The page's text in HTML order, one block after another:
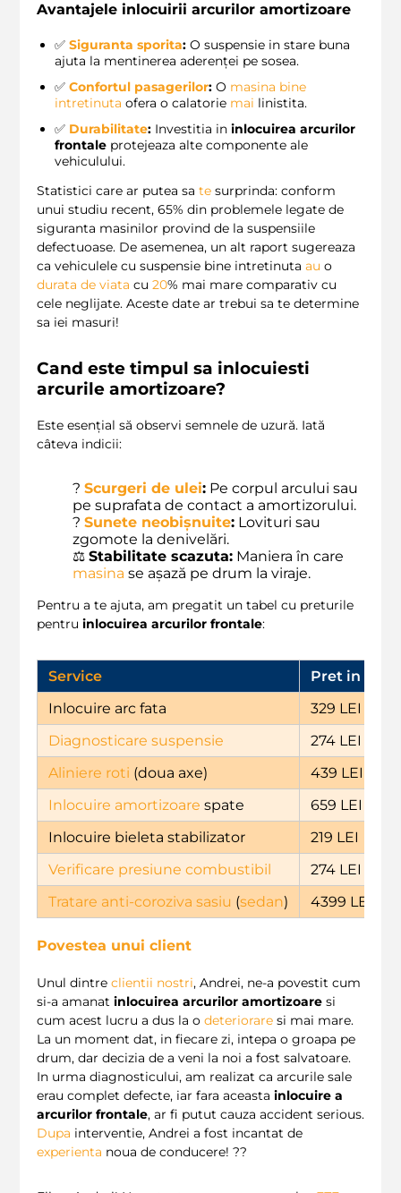
Avantajele inlocuirii arcurilor amortizoare
✅ Siguranta sporita: O suspensie in stare buna
ajuta la mentinerea aderenței pe sosea.
✅ Confortul pasagerilor: O masina bine
intretinuta ofera o calatorie mai linistita.
✅ Durabilitate: Investitia in inlocuirea arcurilor
frontale protejeaza alte componente ale
vehiculului.
Statistici care ar putea sa te surprinda: conform
unui studiu recent, 65% din problemele legate de
siguranta masinilor provind de la suspensiile
defectuoase. De asemenea, un alt raport sugereaza
ca vehiculele cu suspensie bine intretinuta au o
durata de viata cu 20% mai mare comparativ cu
cele neglijate. Aceste date ar trebui sa te determine
sa iei masuri!
Cand este timpul sa inlocuiesti
arcurile amortizoare?
Este esențial să observi semnele de uzură. Iată
câteva indicii:
? Scurgeri de ulei: Pe corpul arcului sau
pe suprafata de contact a amortizorului.
? Sunete neobișnuite: Lovituri sau
zgomote la denivelări.
⚖️ Stabilitate scazuta: Maniera în care
masina se așază pe drum la viraje.
Pentru a te ajuta, am pregatit un tabel cu preturile
pentru inlocuirea arcurilor frontale:
Service
Pret in LEI
Inlocuire arc fata
329 LEI
Diagnosticare suspensie
274 LEI
Aliniere roti (doua axe)
439 LEI
Inlocuire amortizoare spate
659 LEI
Inlocuire bieleta stabilizator
219 LEI
Verificare presiune combustibil
274 LEI
Tratare anti-coroziva sasiu (sedan) 4399 LEI
Povestea unui client
Unul dintre clientii nostri, Andrei, ne-a povestit cum
si-a amanat inlocuirea arcurilor amortizoare si
cum acest lucru a dus la o deteriorare si mai mare.
La un moment dat, in fiecare zi, intepa o groapa pe
drum, dar decizia de a veni la noi a fost salvatoare.
In urma diagnosticului, am realizat ca arcurile sale
erau complet defecte, iar fara aceasta inlocuire a
arcurilor frontale, ar fi putut cauza accident serious.
Dupa interventie, Andrei a fost incantat de
experienta noua de conducere! ??